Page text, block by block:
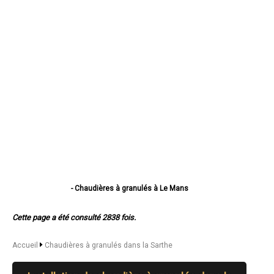
- Chaudières à granulés à Le Mans
- Chaudières à granulés à Allonnes
- Chaudières à granulés à Coulaines
Cette page a été consulté 2838 fois.
Accueil Chaudières à granulés dans la Sarthe